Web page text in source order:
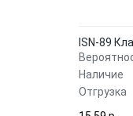
ISN-89
Наличие
Отгрузка